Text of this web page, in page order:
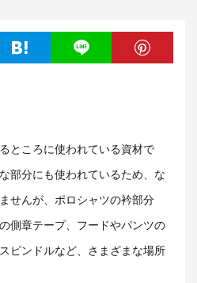
ところに使われている資材で
部分にも使われているため、な
せんが、ポロシャツの衿部分
側章テープ、フードやパンツの
ピンドルなど、さまざまな場所